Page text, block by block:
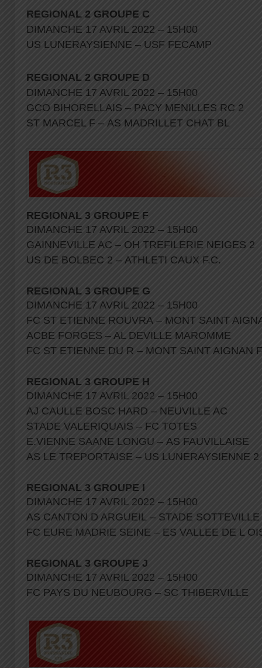
REGIONAL 2 GROUPE C
DIMANCHE 17 AVRIL 2022 – 15H00
US LUNERAYSIENNE – USF FECAMP
REGIONAL 2 GROUPE D
DIMANCHE 17 AVRIL 2022 – 15H00
GCO BIHORELLAIS – PACY MENILLES RC 2
ST MARCEL F – AS MADRILLET CHAT BL
REGIONAL 3 GROUPE F
DIMANCHE 17 AVRIL 2022 – 15H00
GAINNEVILLE AC – OH TREFILERIE NEIGES 2
US DE BOLBEC 2 – ATHLETI CAUX F.C.
REGIONAL 3 GROUPE G
DIMANCHE 17 AVRIL 2022 – 15H00
FC ST ETIENNE ROUVRA – MONT SAINT
ACBE FORGES – AL DEVILLE MAROMME
FC ST ETIENNE DU R – MONT SAINT AIGNAN
REGIONAL 3 GROUPE H
DIMANCHE 17 AVRIL 2022 – 15H00
AJ CAULLE BOSC HARD – NEUVILLE AC
STADE VALERIQUAIS – FC TOTES
E.VIENNE SAANE LONGU – AS FAUVILLAISE
AS LE TREPORTAISE – US LUNERAYSIENNE 2
REGIONAL 3 GROUPE I
DIMANCHE 17 AVRIL 2022 – 15H00
AS CANTON D ARGUEIL – STADE
FC EURE MADRIE SEINE – ES VALLEE DE L
REGIONAL 3 GROUPE J
DIMANCHE 17 AVRIL 2022 – 15H00
FC PAYS DU NEUBOURG – SC THIBERVILLE